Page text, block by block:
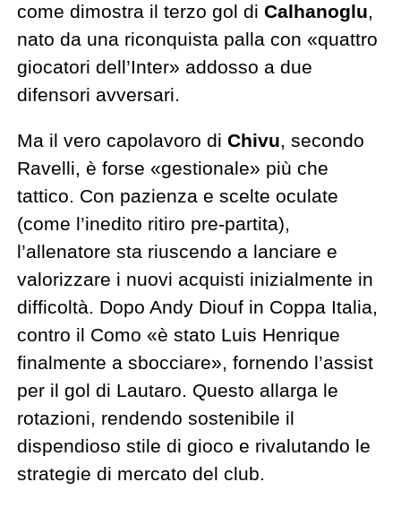
come dimostra il terzo gol di Calhanoglu,
nato da una riconquista palla con «quattro
giocatori dell’Inter» addosso a due
difensori avversari.
Ma il vero capolavoro di Chivu, secondo
Ravelli, è forse «gestionale» più che
tattico. Con pazienza e scelte oculate
(come l’inedito ritiro pre-partita),
l’allenatore sta riuscendo a lanciare e
valorizzare i nuovi acquisti inizialmente in
difficoltà. Dopo Andy Diouf in Coppa Italia,
contro il Como «è stato Luis Henrique
finalmente a sbocciare», fornendo l’assist
per il gol di Lautaro. Questo allarga le
rotazioni, rendendo sostenibile il
dispendioso stile di gioco e rivalutando le
strategie di mercato del club.